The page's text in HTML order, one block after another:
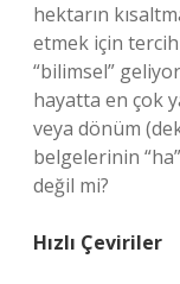
hektarın
etmek için
“bilimsel”
hayatta en çok
veya dönüm
belgelerinin
değil mi?
Hızlı Çeviriler